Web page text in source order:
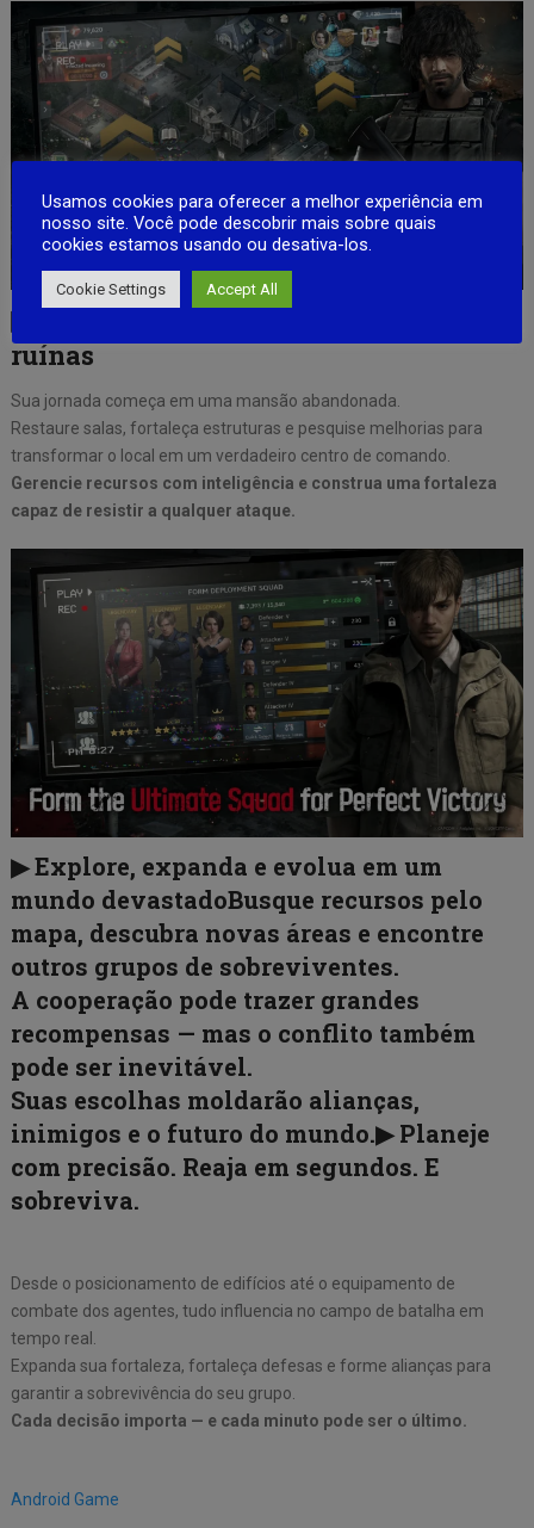
▶ Reconstrua sua base em meio às
ruínas
Sua jornada começa em uma mansão abandonada.
Restaure salas, fortaleça estruturas e pesquise melhorias para
transformar o local em um verdadeiro centro de comando.
Gerencie recursos com inteligência e construa uma fortaleza
capaz de resistir a qualquer ataque.
▶ Explore, expanda e evolua em um
mundo devastadoBusque recursos pelo
mapa, descubra novas áreas e encontre
outros grupos de sobreviventes.
A cooperação pode trazer grandes
recompensas — mas o conflito também
pode ser inevitável.
Suas escolhas moldarão alianças,
inimigos e o futuro do mundo.▶ Planeje
com precisão. Reaja em segundos. E
sobreviva.
Desde o posicionamento de edifícios até o equipamento de
combate dos agentes, tudo influencia no campo de batalha em
tempo real.
Expanda sua fortaleza, fortaleça defesas e forme alianças para
garantir a sobrevivência do seu grupo.
Cada decisão importa — e cada minuto pode ser o último.
Android Game
Usamos cookies para oferecer a melhor experiência em
nosso site. Você pode descobrir mais sobre quais
cookies estamos usando ou desativa-los.
Cookie Settings Accept All